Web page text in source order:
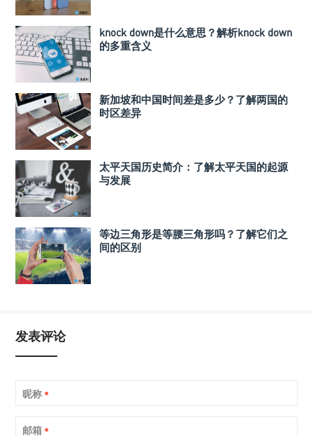
knock down是什么意思？解析knock down
的多重含义
新加坡和中国时间差是多少？了解两国的
时区差异
太平天国历史简介：了解太平天国的起源
与发展
等边三角形是等腰三角形吗？了解它们之
间的区别
发表评论
昵称 *
邮箱 *